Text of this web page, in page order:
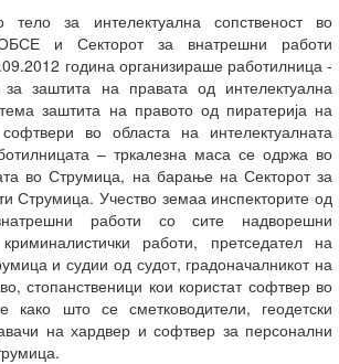
тело за интелектуална сопственост во
и Секторот за внатрешни работи
година организираше работилница -
заштита на правата од интелектуална
заштита на правото од пиратерија на
во областа на интелектуалната
– тркалезна маса се одржа во
во Струмица, на барање на Секторот за
Струмица. Учество земаа инспекторите од
работи со сите надворешни
работи, претседател на
и судии од судот, градоначалникот на
стопанственици кои користат софтвер во
како што се сметководители, геодетски
на хардвер и софтвер за персонални